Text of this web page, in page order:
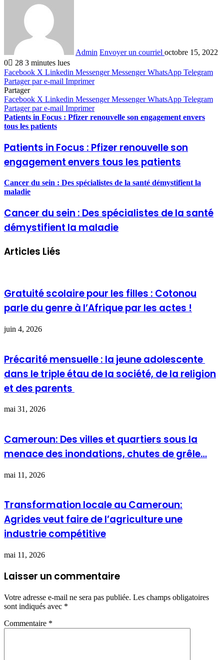
Admin Envoyer un courriel octobre 15, 2022
0
28 3 minutes lues
Facebook X Linkedin Messenger Messenger WhatsApp Telegram
Partager par e-mail Imprimer
Partager
Facebook X Linkedin Messenger Messenger WhatsApp Telegram
Partager par e-mail Imprimer
Patients in Focus : Pfizer renouvelle son engagement envers
tous les patients
Patients in Focus : Pfizer renouvelle son
engagement envers tous les patients
Cancer du sein : Des spécialistes de la santé démystifient la
maladie
Cancer du sein : Des spécialistes de la santé
démystifient la maladie
Articles Liés
Gratuité scolaire pour les filles : Cotonou
parle du genre à l’Afrique par les actes !
juin 4, 2026
Précarité mensuelle : la jeune adolescente
dans le triple étau de la société, de la religion
et des parents
mai 31, 2026
Cameroun: Des villes et quartiers sous la
menace des inondations, chutes de grêle…
mai 11, 2026
Transformation locale au Cameroun:
Agrides veut faire de l’agriculture une
industrie compétitive
mai 11, 2026
Laisser un commentaire
Votre adresse e-mail ne sera pas publiée. Les champs obligatoires
sont indiqués avec *
Commentaire *